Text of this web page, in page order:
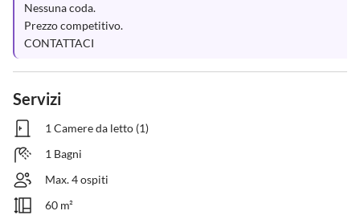
Nessuna coda.
Prezzo competitivo.
CONTATTACI
Servizi
1 Camere da letto (1)
1 Bagni
Max. 4 ospiti
60 m²